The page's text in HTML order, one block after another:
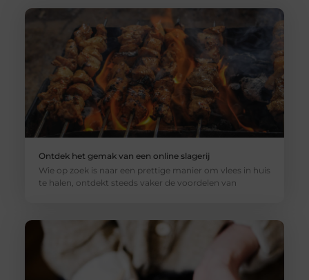
Ontdek het gemak van een online slagerij
Wie op zoek is naar een prettige manier om vlees in huis
te halen, ontdekt steeds vaker de voordelen van